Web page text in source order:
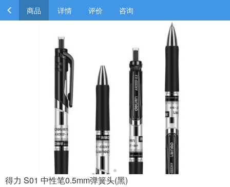
商品 详情 评价 咨询
得力 S01 中性笔0.5mm弹簧头(黑)